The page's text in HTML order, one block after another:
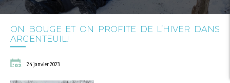
ON BOUGE ET ON PROFITE DE L’HIVER DANS
ARGENTEUIL!
24 janvier 2023